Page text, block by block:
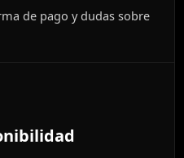
de pago y dudas sobre